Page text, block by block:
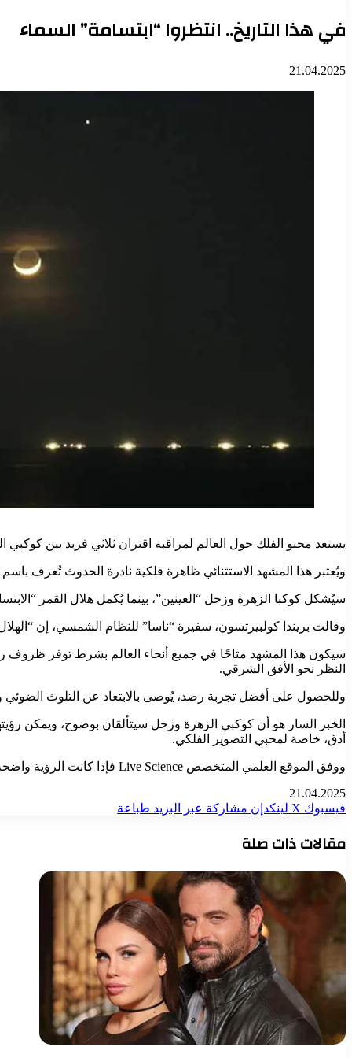
في هذا التاريخ.. انتظروا “ابتسامة” السماء
21.04.2025
يستعد محبو الفلك حول العالم لمراقبة اقتران ثلاثي فريد بين كوكبي
ويُعتبر هذا المشهد الاستثنائي ظاهرة فلكية نادرة الحدوث تُعرف
سيُشكل كوكبا الزهرة وزحل “العينين”، بينما يُكمل هلال القمر
وقالت بريندا كولبيرتسون، سفيرة “ناسا” للنظام الشمسي، إن
النظر نحو الأفق الشرقي.
وللحصول على أفضل تجربة رصد، يُوصى بالابتعاد عن التلوث
الخبر السار هو أن كوكبي الزهرة وزحل سيتألقان بوضوح، ويمكن
أدق، خاصة لمحبي التصوير الفلكي.
ووفق الموقع العلمي المتخصص Live Science فإذا كانت الرؤية واضحة تمامًا، يمكنك رؤية كوكب عطارد منخفضًا على الأفق، أسفل التشكيل المثلثي.
21.04.2025
فيسبوك ‫X لينكدإن مشاركة عبر البريد طباعة
مقالات ذات صلة